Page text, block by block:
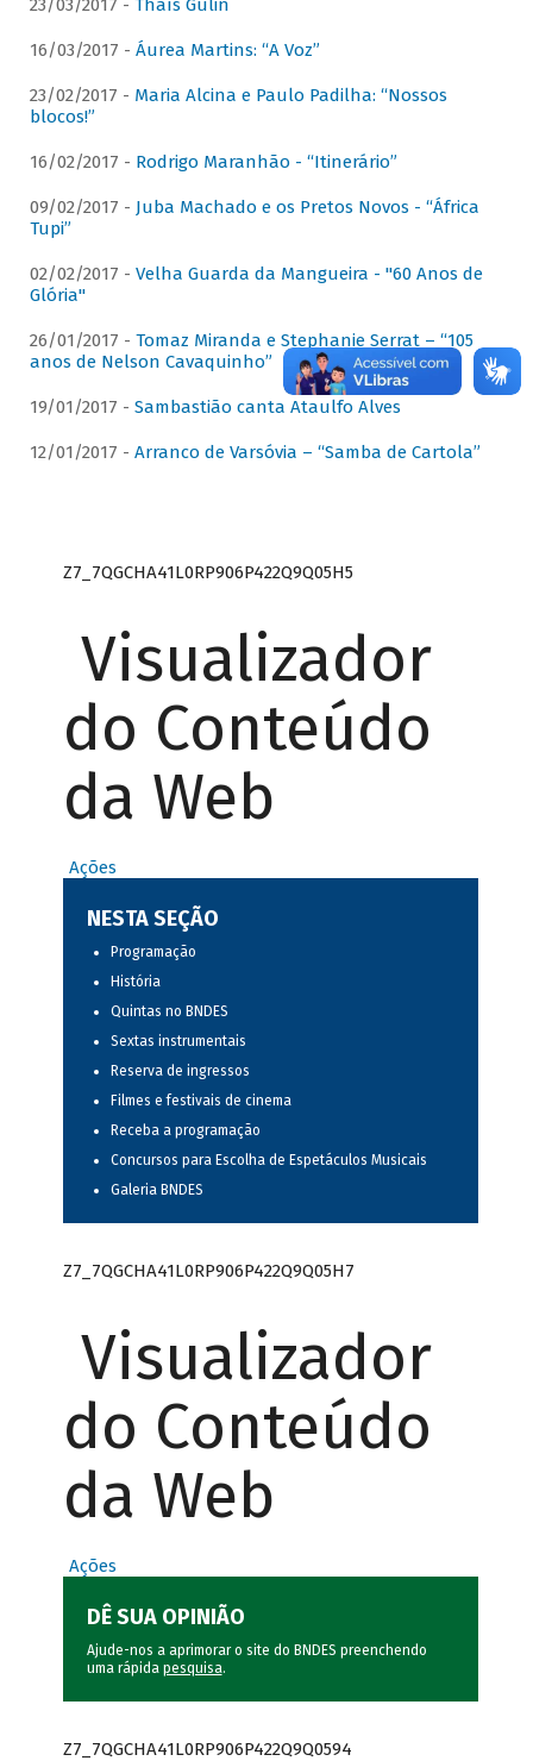
23/03/2017 - Thaís Gulin
16/03/2017 - Áurea Martins: “A Voz”
23/02/2017 - Maria Alcina e Paulo Padilha: “Nossos
blocos!”
16/02/2017 - Rodrigo Maranhão - “Itinerário”
09/02/2017 - Juba Machado e os Pretos Novos - “África
Tupi”
02/02/2017 - Velha Guarda da Mangueira - "60 Anos de
Glória"
26/01/2017 - Tomaz Miranda e Stephanie Serrat – “105
anos de Nelson Cavaquinho”
19/01/2017 - Sambastião canta Ataulfo Alves
12/01/2017 - Arranco de Varsóvia – “Samba de Cartola”
Z7_7QGCHA41L0RP906P422Q9Q05H5
Visualizador
do Conteúdo
da Web
Ações
NESTA SEÇÃO
Programação
História
Quintas no BNDES
Sextas instrumentais
Reserva de ingressos
Filmes e festivais de cinema
Receba a programação
Concursos para Escolha de Espetáculos Musicais
Galeria BNDES
Z7_7QGCHA41L0RP906P422Q9Q05H7
Visualizador
do Conteúdo
da Web
Ações
DÊ SUA OPINIÃO
Ajude-nos a aprimorar o site do BNDES preenchendo
uma rápida pesquisa.
Z7_7QGCHA41L0RP906P422Q9Q0594